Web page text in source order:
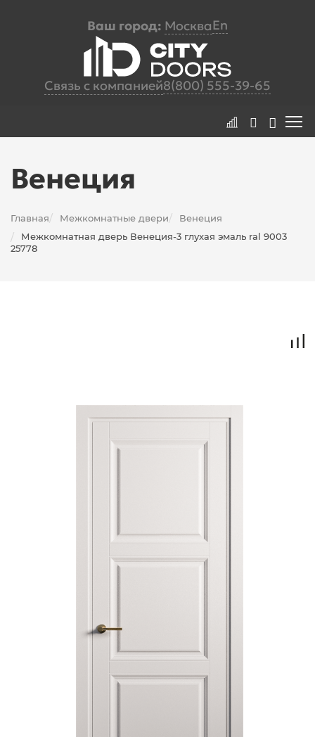
Ваш город: МоскваEn
Связь с компанией8(800) 555-39-65
Венеция
Главная/ Межкомнатные двери/ Венеция
/
Межкомнатная дверь Венеция-3 глухая эмаль ral 9003
25778